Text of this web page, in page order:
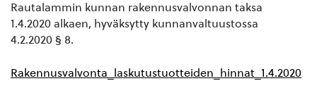
Rautalammin kunnan rakennusvalvonnan taksa
1.4.2020 alkaen, hyväksytty kunnanvaltuustossa
4.2.2020 § 8.
Rakennusvalvonta_laskutustuotteiden_hinnat_1.4.2020